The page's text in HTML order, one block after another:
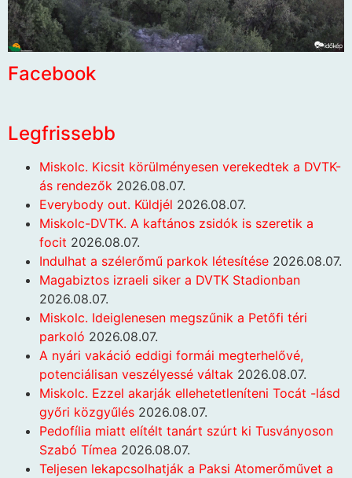
Facebook
Legfrissebb
Miskolc. Kicsit körülményesen verekedtek a DVTK-
ás rendezők 2026.08.07.
Everybody out. Küldjél 2026.08.07.
Miskolc-DVTK. A kaftános zsidók is szeretik a
focit 2026.08.07.
Indulhat a szélerőmű parkok létesítése 2026.08.07.
Magabiztos izraeli siker a DVTK Stadionban
2026.08.07.
Miskolc. Ideiglenesen megszűnik a Petőfi téri
parkoló 2026.08.07.
A nyári vakáció eddigi formái megterhelővé,
potenciálisan veszélyessé váltak 2026.08.07.
Miskolc. Ezzel akarják ellehetetleníteni Tocát -lásd
győri közgyűlés 2026.08.07.
Pedofília miatt elítélt tanárt szúrt ki Tusványoson
Szabó Tímea 2026.08.07.
Teljesen lekapcsolhatják a Paksi Atomerőművet a